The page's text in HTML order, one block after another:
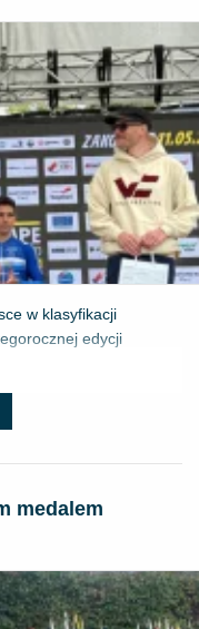
w klasyfikacji
edycji
medalem